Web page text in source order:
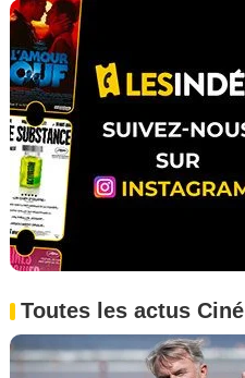
Toutes les actus Ciné